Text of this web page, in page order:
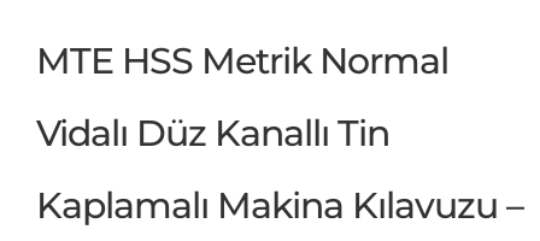
MTE HSS Metrik Normal
Vidalı Düz Kanallı Tin
Kaplamalı Makina Kılavuzu –